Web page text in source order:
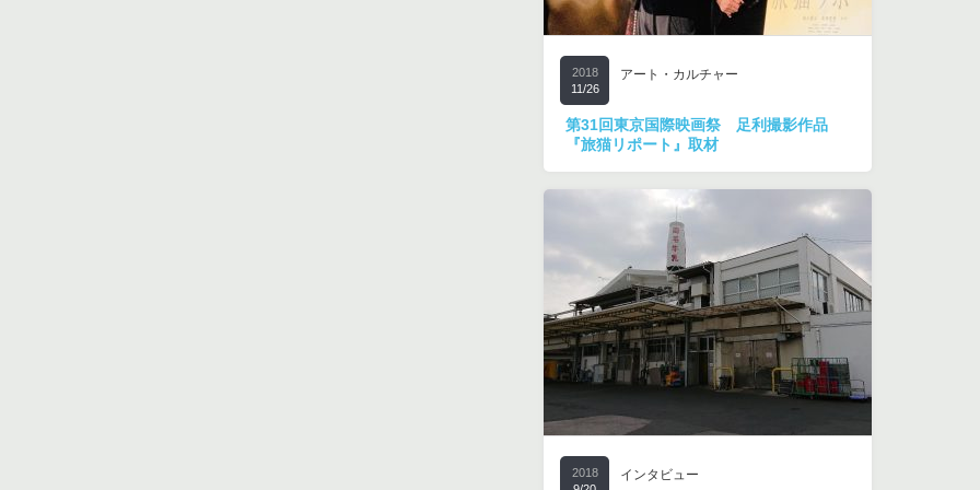
2018
11/26
アート・カルチャー
第31回東京国際映画祭 足利撮影作品
『旅猫リポート』取材
2018
インタビュー